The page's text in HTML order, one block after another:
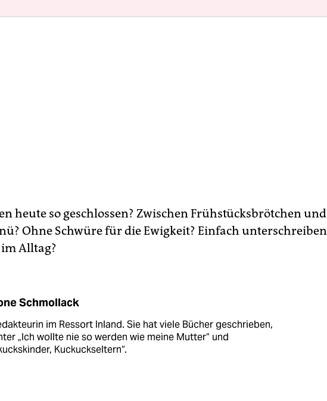
heute so geschlossen? Zwischen Frühstücksbrötchen und
Ohne Schwüre für die Ewigkeit? Einfach unterschreiben
Alltag?
Schmollack
im Ressort Inland. Sie hat viele Bücher geschrieben,
„Ich wollte nie so werden wie meine Mutter“ und
Kuckuckseltern“.